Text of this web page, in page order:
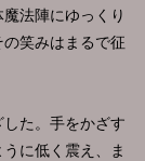
法陣にゆっくり
笑みはまるで征
た。手をかざす
に低く震え、ま